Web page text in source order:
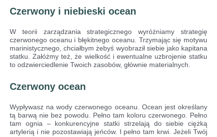
Czerwony i niebieski ocean
W teorii zarządzania strategicznego wyróżniamy strategię
czerwonego oceanu i błękitnego oceanu. Trzymając się motywu
marinistycznego, chciałbym żebyś wyobraził siebie jako kapitana
statku. Załóżmy też, że wielkość i ewentualne uzbrojenie statku
to odzwierciedlenie Twoich zasobów, głównie materialnych.
Czerwony ocean
Wypływasz na wody czerwonego oceanu. Ocean jest określany
tą barwą nie bez powodu. Pełno tam koloru czerwonego. Pełno
tam ognia – konkurencyjne statki strzelają do siebie ciężką
artylerią i nie pozostawiają jeńców. I pełno tam krwi. Jeżeli Twój